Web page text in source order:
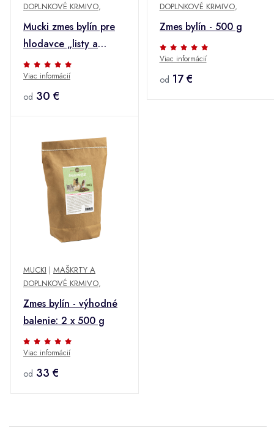
DOPLNKOVÉ KRMIVO,
Mucki zmes bylín pre
hlodavce „listy a
kvety" - Výhodné
balenie: 2 x 500 g
Viac informácií
od 30 €
DOPLNKOVÉ KRMIVO,
Zmes bylín - 500 g
Viac informácií
od 17 €
MUCKI | MAŠKRTY A
DOPLNKOVÉ KRMIVO,
Zmes bylín - výhodné
balenie: 2 x 500 g
Viac informácií
od 33 €